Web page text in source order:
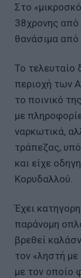
Στο
38χρονης από
θανάσιμα από
Το τελευταίο
περιοχή των
το ποινικό
με
ναρκωτικά,
τράπεζας,
και είχε
Κορυδαλλού.
Έχει
παράνομη
βρεθεί
τον «ληστή
με τον οποίο